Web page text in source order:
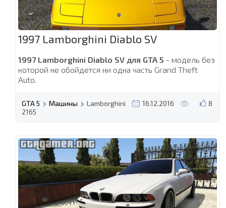
1997 Lamborghini Diablo SV
1997 Lamborghini Diablo SV для GTA 5 - модель без
которой не обойдется ни одна часть Grand Theft
Auto.
8
GTA 5 Машины Lamborghini
16.12.2016
2165